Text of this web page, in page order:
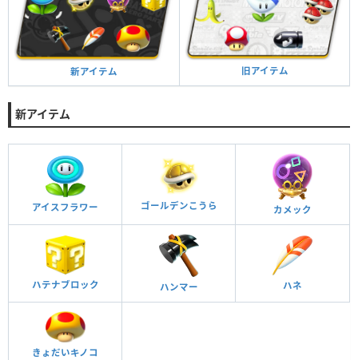
新アイテム 旧アイテム
新アイテム
アイスフラワー ゴールデンこうら カメック
ハテナブロック ハンマー ハネ
きょだいキノコ